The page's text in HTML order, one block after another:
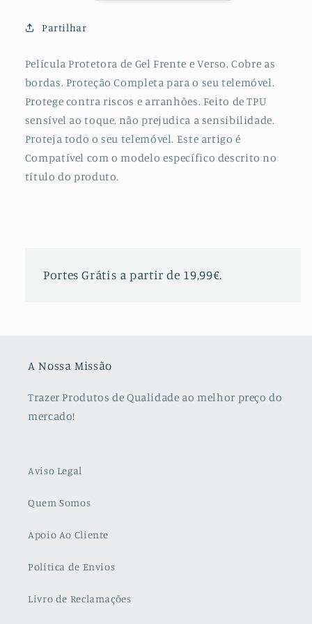
e
para
Huawei
P10
Plus
para
Huawei
P10
Plus
Partilhar
Película Protetora de Gel Frente e Verso. Cobre as
bordas. Proteção Completa para o seu telemóvel.
Protege contra riscos e arranhões. Feito de TPU
sensível ao toque, não prejudica a sensibilidade.
Proteja todo o seu telemóvel. Este artigo é
Compatível com o modelo específico descrito no
título do produto.
Portes Grátis a partir de 19,99€.
A Nossa Missão
Trazer Produtos de Qualidade ao melhor preço do
mercado!
Aviso Legal
Quem Somos
Apoio Ao Cliente
Política de Envios
Livro de Reclamações